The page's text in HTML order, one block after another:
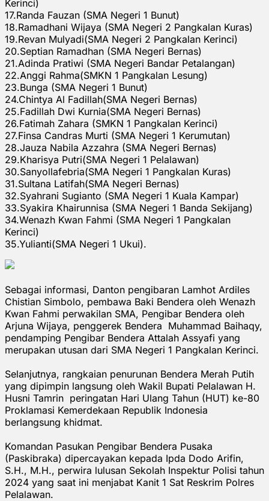
Kerinci)
17.Randa Fauzan (SMA Negeri 1 Bunut)
18.Ramadhani Wijaya (SMA Negeri 2 Pangkalan Kuras)
19.Revan Mulyadi(SMA Negeri 2 Pangkalan Kerinci)
20.Septian Ramadhan (SMA Negeri Bernas)
21.Adinda Pratiwi (SMA Negeri Bandar Petalangan)
22.Anggi Rahma(SMKN 1 Pangkalan Lesung)
23.Bunga (SMA Negeri 1 Bunut)
24.Chintya Al Fadillah(SMA Negeri Bernas)
25.Fadillah Dwi Kurnia(SMA Negeri Bernas)
26.Fatimah Zahara (SMKN 1 Pangkalan Kerinci)
27.Finsa Candras Murti (SMA Negeri 1 Kerumutan)
28.Jauza Nabila Azzahra (SMA Negeri Bernas)
29.Kharisya Putri(SMA Negeri 1 Pelalawan)
30.Sanyollafebria(SMA Negeri 1 Pangkalan Kuras)
31.Sultana Latifah(SMA Negeri Bernas)
32.Syahrani Sugianto (SMA Negeri 1 Kuala Kampar)
33.Syakira Khairunnisa (SMA Negeri 1 Banda Sekijang)
34.Wenazh Kwan Fahmi (SMA Negeri 1 Pangkalan
Kerinci)
35.Yulianti(SMA Negeri 1 Ukui).
Sebagai informasi, Danton pengibaran Lamhot Ardiles
Chistian Simbolo, pembawa Baki Bendera oleh Wenazh
Kwan Fahmi perwakilan SMA, Pengibar Bendera oleh
Arjuna Wijaya, penggerek Bendera Muhammad Baihaqy,
pendamping Pengibar Bendera Attalah Assyafi yang
merupakan utusan dari SMA Negeri 1 Pangkalan Kerinci.
Selanjutnya, rangkaian penurunan Bendera Merah Putih
yang dipimpin langsung oleh Wakil Bupati Pelalawan H.
Husni Tamrin peringatan Hari Ulang Tahun (HUT) ke-80
Proklamasi Kemerdekaan Republik Indonesia
berlangsung khidmat.
Komandan Pasukan Pengibar Bendera Pusaka
(Paskibraka) dipercayakan kepada Ipda Dodo Arifin,
S.H., M.H., perwira lulusan Sekolah Inspektur Polisi tahun
2024 yang saat ini menjabat Kanit 1 Sat Reskrim Polres
Pelalawan.